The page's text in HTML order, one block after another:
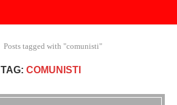
Posts tagged with "comunisti"
TAG: COMUNISTI